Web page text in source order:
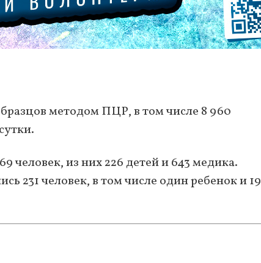
методом ПЦР, в том числе 8 960
человек, из них 226 детей и 643 медика.
231 человек, в том числе один ребенок и 19